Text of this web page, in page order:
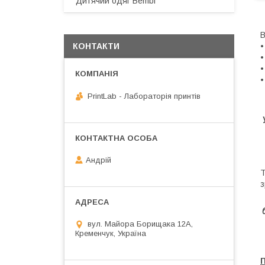
КОНТАКТИ
PrintLab - Лабораторія принтів
Андрій
вул. Майора Борищака 12А,
Кременчук, Україна